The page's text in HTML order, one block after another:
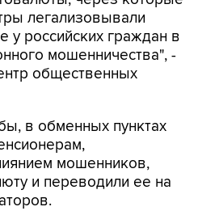
легализовывали
у российских граждан в
мошенничества", -
общественных
в обменных пунктах
мошенников,
и переводили ее на